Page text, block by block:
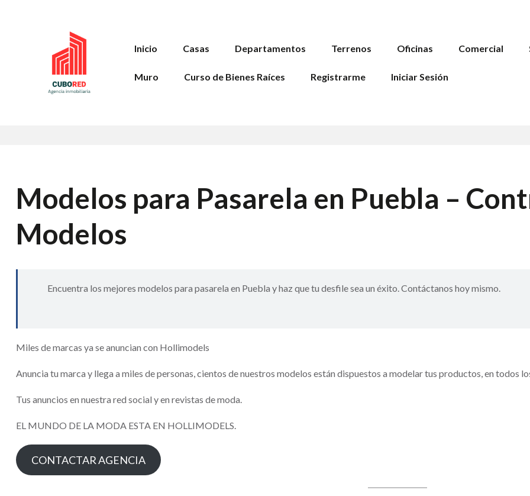
Inicio Casas Departamentos Terrenos Oficinas Comercial
Muro Curso de Bienes Raíces Registrarme Iniciar Sesión
Modelos para Pasarela en Puebla –
Modelos
Encuentra los mejores modelos para pasarela en Puebla y haz que tu desfile sea un éxito. Contáctanos hoy mismo.
Miles de marcas ya se anuncian con Hollimodels
Anuncia tu marca y llega a miles de personas, cientos de nuestros modelos están dispuestos a modelar tus productos, en todos
Tus anuncios en nuestra red social y en revistas de moda.
EL MUNDO DE LA MODA ESTA EN HOLLIMODELS.
CONTACTAR AGENCIA